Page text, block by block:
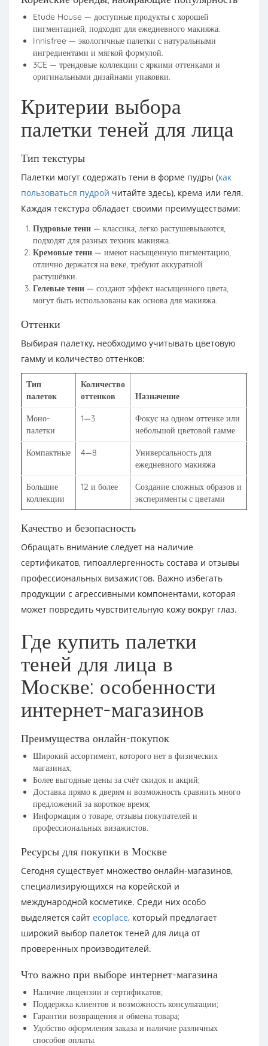
Etude House — доступные продукты с хорошей
пигментацией, подходят для ежедневного макияжа.
Innisfree — экологичные палетки с натуральными
ингредиентами и мягкой формулой.
3CE — трендовые коллекции с яркими оттенками и
оригинальными дизайнами упаковки.
Критерии выбора
палетки теней для лица
Тип текстуры
Палетки могут содержать тени в форме пудры (как
пользоваться пудрой читайте здесь), крема или геля.
Каждая текстура обладает своими преимуществами:
Пудровые тени — классика, легко растушевываются,
подходят для разных техник макияжа.
Кремовые тени — имеют насыщенную пигментацию,
отлично держатся на веке, требуют аккуратной
растушёвки.
Гелевые тени — создают эффект насыщенного цвета,
могут быть использованы как основа для макияжа.
Оттенки
Выбирая палетку, необходимо учитывать цветовую
гамму и количество оттенков:
Тип
палеток
Количество
оттенков
Назначение
Моно-
палетки
1—3
Фокус на одном оттенке или
небольшой цветовой гамме
Компактные 4—8
Универсальность для
ежедневного макияжа
Большие
коллекции
12 и более
Создание сложных образов и
эксперименты с цветами
Качество и безопасность
Обращать внимание следует на наличие
сертификатов, гипоаллергенность состава и отзывы
профессиональных визажистов. Важно избегать
продукции с агрессивными компонентами, которая
может повредить чувствительную кожу вокруг глаз.
Где купить палетки
теней для лица в
Москве: особенности
интернет-магазинов
Преимущества онлайн-покупок
Широкий ассортимент, которого нет в физических
магазинах;
Более выгодные цены за счёт скидок и акций;
Доставка прямо к дверям и возможность сравнить много
предложений за короткое время;
Информация о товаре, отзывы покупателей и
профессиональных визажистов.
Ресурсы для покупки в Москве
Сегодня существует множество онлайн-магазинов,
специализирующихся на корейской и
международной косметике. Среди них особо
выделяется сайт ecoplace, который предлагает
широкий выбор палеток теней для лица от
проверенных производителей.
Что важно при выборе интернет-магазина
Наличие лицензии и сертификатов;
Поддержка клиентов и возможность консультации;
Гарантии возвращения и обмена товара;
Удобство оформления заказа и наличие различных
способов оплаты.